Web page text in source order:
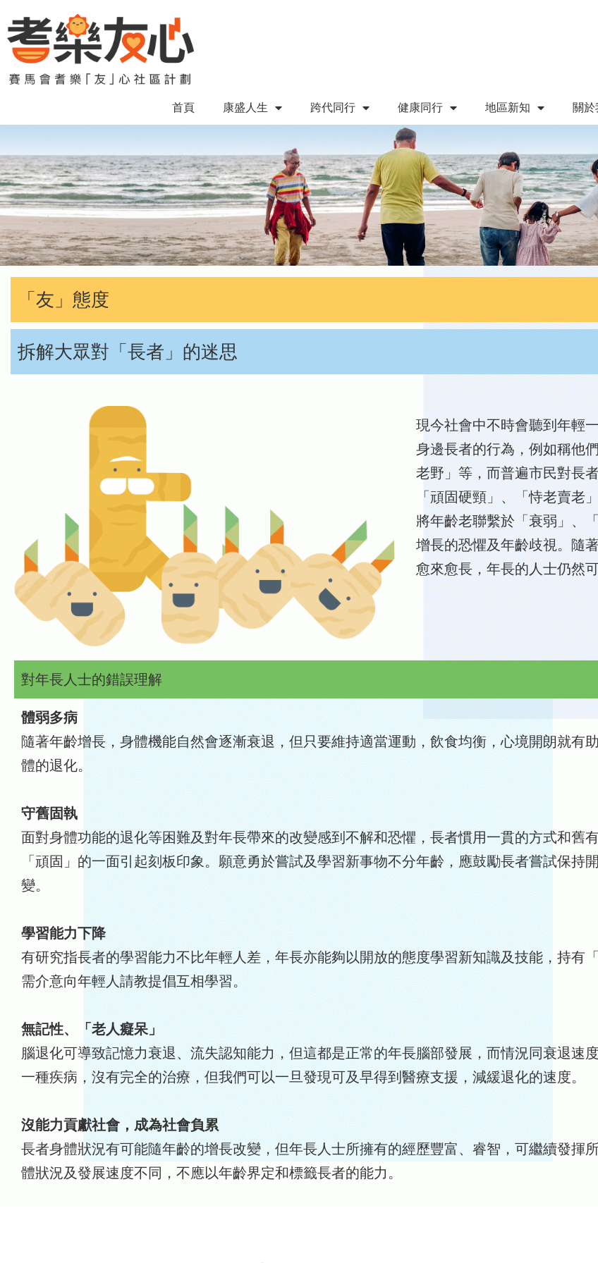
首頁 康盛人生 跨代同行 健康同行 地區新知 關於
「友」態度
拆解大眾對「長者」的迷思
現今社會中不時會聽到年輕
身邊長者的行為，例如稱他
老野」等，而普遍市民對長
「頑固硬頸」、「恃老賣老
將年齡老聯繫於「衰弱」、
增長的恐懼及年齡歧視。隨
愈來愈長，年長的人士仍然
對年長人士的錯誤理解
體弱多病
隨著年齡增長，身體機能自然會逐漸衰退，但只要維持適當運動，飲食均衡，心境開朗就有
體的退化。
守舊固執
面對身體功能的退化等困難及對年長帶來的改變感到不解和恐懼，長者慣用一貫的方式和舊
「頑固」的一面引起刻板印象。願意勇於嘗試及學習新事物不分年齡，應鼓勵長者嘗試保持
變。
學習能力下降
有研究指長者的學習能力不比年輕人差，年長亦能夠以開放的態度學習新知識及技能，持有
需介意向年輕人請教提倡互相學習。
無記性、「老人癡呆」
腦退化可導致記憶力衰退、流失認知能力，但這都是正常的年長腦部發展，而情況同衰退速
一種疾病，沒有完全的治療，但我們可以一旦發現可及早得到醫療支援，減緩退化的速度。
沒能力貢獻社會，成為社會負累
長者身體狀況有可能隨年齡的增長改變，但年長人士所擁有的經歷豐富、睿智，可繼續發揮
體狀況及發展速度不同，不應以年齡界定和標籤長者的能力。